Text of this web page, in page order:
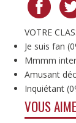
VOTRE
Je suis fan (
Mmmm
Amusant
Inquiétant (
VOUS